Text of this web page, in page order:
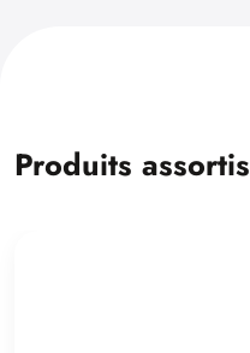
Produits assortis